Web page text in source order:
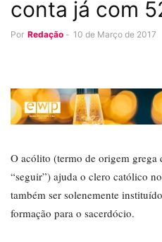
conta já com
Por Redação - 10 de Março de 2017
O acólito (termo de origem grega
“seguir”) ajuda o clero católico
também ser solenemente
formação para o sacerdócio.